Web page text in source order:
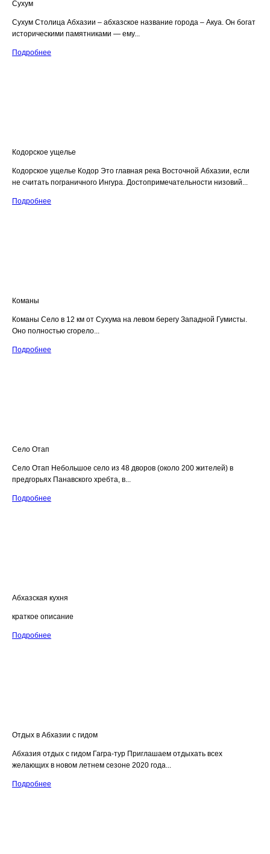
Сухум
Сухум Столица Абхазии – абхазское название города – Акуа. Он богат
историческими памятниками — ему...
Подробнее
Кодорское ущелье
Кодорское ущелье Кодор Это главная река Восточной Абхазии, если
не считать пограничного Ингура. Достопримечательности низовий...
Подробнее
Команы
Команы Село в 12 км от Сухума на левом берегу Западной Гумисты.
Оно полностью сгорело...
Подробнее
Село Отап
Село Отап Небольшое село из 48 дворов (около 200 жителей) в
предгорьях Панавского хребта, в...
Подробнее
Абхазская кухня
краткое описание
Подробнее
Отдых в Абхазии с гидом
Абхазия отдых с гидом Гагра-тур Приглашаем отдыхать всех
желающих в новом летнем сезоне 2020 года...
Подробнее